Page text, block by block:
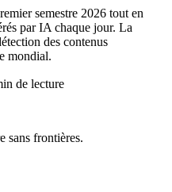
semestre 2026 tout en
par IA chaque jour. La
des contenus
mondial.
de lecture
sans frontières.